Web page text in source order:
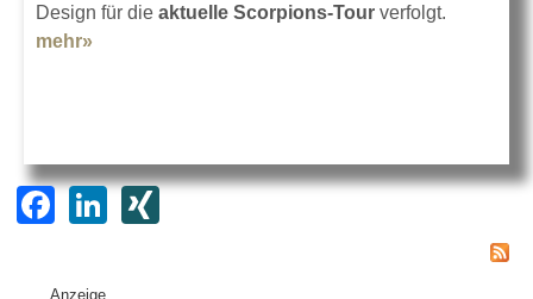
Design für die aktuelle Scorpions-Tour verfolgt.
mehr»
F
c
Li XI
Anzeige